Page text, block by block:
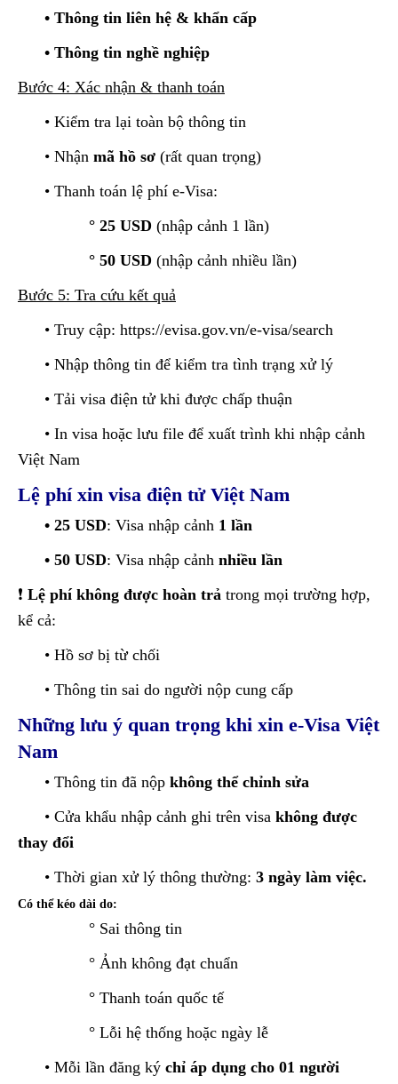
• Thông tin liên hệ & khẩn cấp
• Thông tin nghề nghiệp
Bước 4: Xác nhận & thanh toán
• Kiểm tra lại toàn bộ thông tin
• Nhận mã hồ sơ (rất quan trọng)
• Thanh toán lệ phí e-Visa:
° 25 USD (nhập cảnh 1 lần)
° 50 USD (nhập cảnh nhiều lần)
Bước 5: Tra cứu kết quả
• Truy cập: https://evisa.gov.vn/e-visa/search
• Nhập thông tin để kiểm tra tình trạng xử lý
• Tải visa điện tử khi được chấp thuận
• In visa hoặc lưu file để xuất trình khi nhập cảnh
Việt Nam
Lệ phí xin visa điện tử Việt Nam
• 25 USD: Visa nhập cảnh 1 lần
• 50 USD: Visa nhập cảnh nhiều lần
❗ Lệ phí không được hoàn trả trong mọi trường hợp,
kể cả:
• Hồ sơ bị từ chối
• Thông tin sai do người nộp cung cấp
Những lưu ý quan trọng khi xin e-Visa Việt
Nam
• Thông tin đã nộp không thể chỉnh sửa
• Cửa khẩu nhập cảnh ghi trên visa không được
thay đổi
• Thời gian xử lý thông thường: 3 ngày làm việc.
Có thể kéo dài do:
° Sai thông tin
° Ảnh không đạt chuẩn
° Thanh toán quốc tế
° Lỗi hệ thống hoặc ngày lễ
• Mỗi lần đăng ký chỉ áp dụng cho 01 người